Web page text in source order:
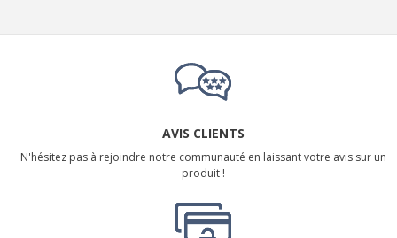
AVIS CLIENTS
N'hésitez pas à rejoindre notre communauté en laissant votre avis sur un
produit !